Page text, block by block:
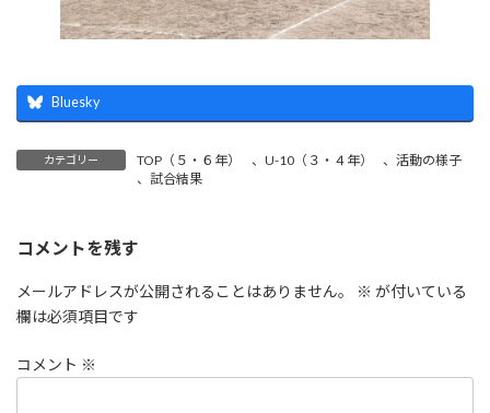
Bluesky
カテゴリー TOP（５・６年） 、 U-10（３・４年） 、活動の様子
、 試合結果
コメントを残す
メールアドレスが公開されることはありません。 ※ が付いている
欄は必須項目です
コメント ※